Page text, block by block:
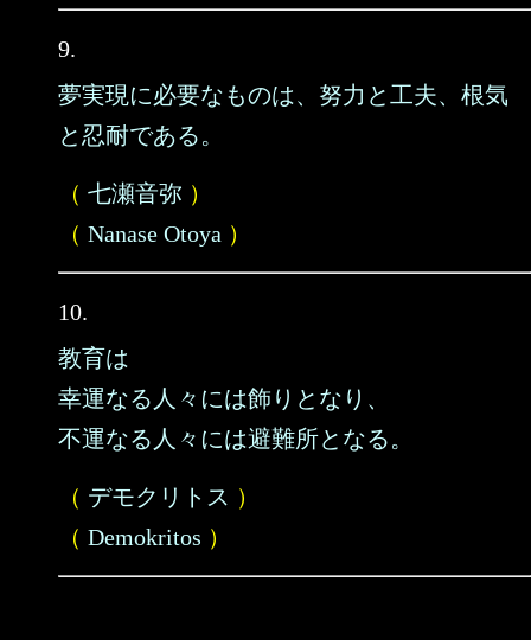
9.
夢実現に必要なものは、努力と工夫、根気
と忍耐である。
（ 七瀬音弥 ）
（ Nanase Otoya ）
10.
教育は
幸運なる人々には飾りとなり、
不運なる人々には避難所となる。
（ デモクリトス ）
（ Demokritos ）